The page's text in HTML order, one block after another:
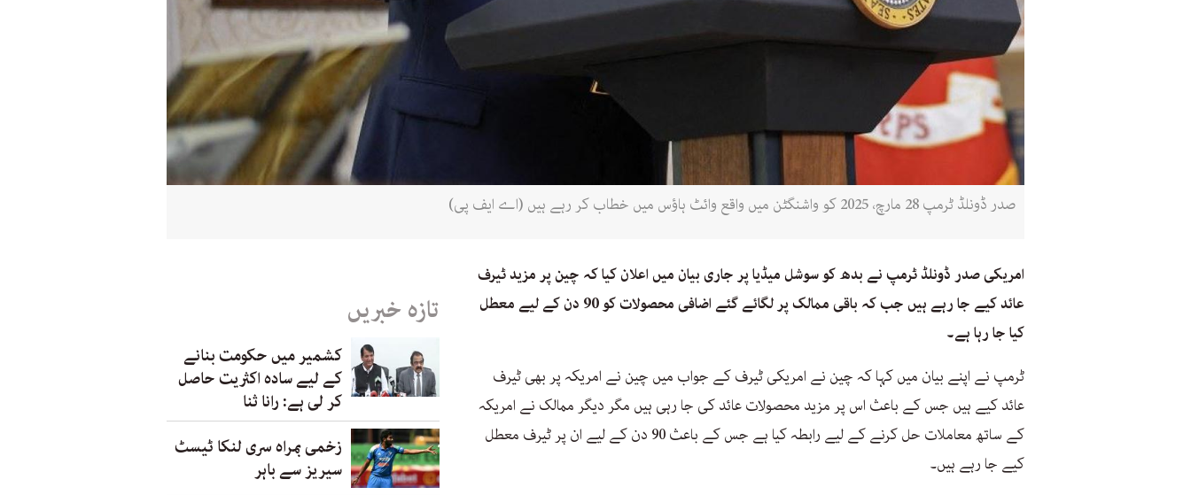
صدر ڈونلڈ ٹرمپ 28 مارچ، 2025 کو واشنگٹن میں واقع وائٹ ہاؤس میں خطاب کر رہے ہیں (اے ایف پی)
امریکی صدر ڈونلڈ ٹرمپ نے بدھ کو سوشل میڈیا پر جاری بیان میں اعلان کیا کہ چین پر مزید ٹیرف
عائد کیے جا رہے ہیں جب کہ باقی ممالک پر لگائے گئے اضافی محصولات کو 90 دن کے لیے معطل
کیا جا رہا ہے۔
ٹرمپ نے اپنے بیان میں کہا کہ چین نے امریکی ٹیرف کے جواب میں چین نے امریکہ پر بھی ٹیرف
عائد کیے ہیں جس کے باعث اس پر مزید محصولات عائد کی جا رہی ہیں مگر دیگر ممالک نے امریکہ
کے ساتھ معاملات حل کرنے کے لیے رابطہ کیا ہے جس کے باعث 90 دن کے لیے ان پر ٹیرف معطل
کیے جا رہے ہیں۔
تازہ خبریں
کشمیر میں حکومت بنانے
کے لیے سادہ اکثریت حاصل
کر لی ہے: رانا ثنا
زخمی بمراہ سری لنکا ٹیسٹ
سیریز سے باہر